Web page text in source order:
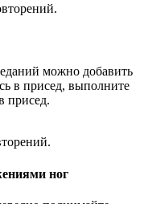
можно добавить
в присед, выполните
присед.
ног